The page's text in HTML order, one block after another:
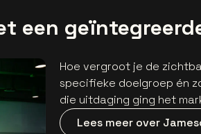
een
Hoe vergroot je de
specifieke doelgroep én
die uitdaging ging het
Lees meer over